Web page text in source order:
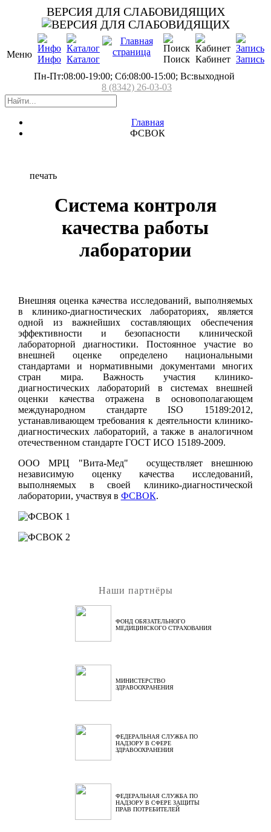
ВЕРСИЯ ДЛЯ СЛАБОВИДЯЩИХ
Меню Инфо Каталог Поиск Кабинет Запись
Пн-Пт:08:00-19:00; Сб:08:00-15:00; Вс:выходной
8 (8342) 26-03-03
Главная
ФСВОК
печать
Система контроля
качества работы
лаборатории
Внешняя оценка качества исследований, выполняемых
в клинико-диагностических лабораториях, является
одной из важнейших составляющих обеспечения
эффективности и безопасности клинической
лабораторной диагностики. Постоянное участие во
внешней оценке определено национальными
стандартами и нормативными документами многих
стран мира. Важность участия клинико-
диагностических лабораторий в системах внешней
оценки качества отражена в основополагающем
международном стандарте ISO 15189:2012,
устанавливающем требования к деятельности клинико-
диагностических лабораторий, а также в аналогичном
отечественном стандарте ГОСТ ИСО 15189-2009.
ООО МРЦ "Вита-Мед" осуществляет внешнюю
независимую оценку качества исследований,
выполняемых в своей клинико-диагностической
лаборатории, участвуя в ФСВОК.
Наши партнёры
ФОНД ОБЯЗАТЕЛЬНОГО
МЕДИЦИНСКОГО СТРАХОВАНИЯ
МИНИСТЕРСТВО
ЗДРАВООХРАНЕНИЯ
ФЕДЕРАЛЬНАЯ СЛУЖБА ПО
НАДЗОРУ В СФЕРЕ
ЗДРАВООХРАНЕНИЯ
ФЕДЕРАЛЬНАЯ СЛУЖБА ПО
НАДЗОРУ В СФЕРЕ ЗАЩИТЫ
ПРАВ ПОТРЕБИТЕЛЕЙ